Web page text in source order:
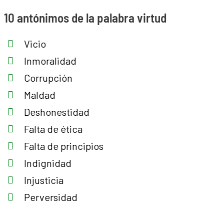
10 antónimos de la palabra virtud
Vicio
Inmoralidad
Corrupción
Maldad
Deshonestidad
Falta de ética
Falta de principios
Indignidad
Injusticia
Perversidad